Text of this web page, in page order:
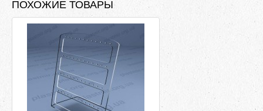
ПОХОЖИЕ ТОВАРЫ